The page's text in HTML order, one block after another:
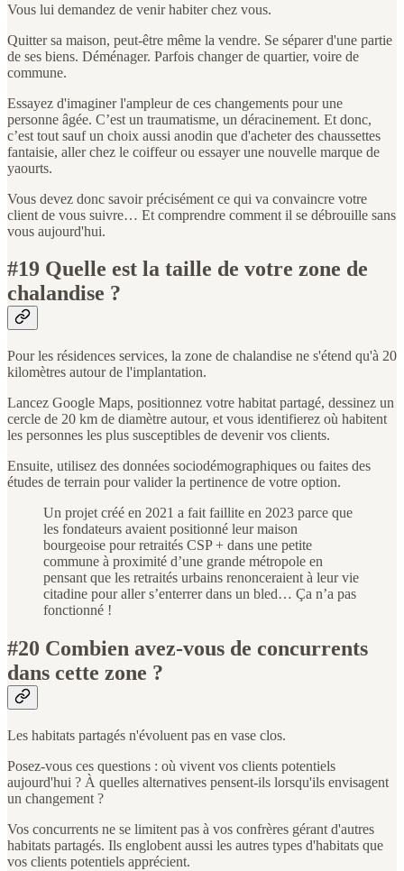
Vous lui demandez de venir habiter chez vous.
Quitter sa maison, peut-être même la vendre. Se séparer d'une partie
de ses biens. Déménager. Parfois changer de quartier, voire de
commune.
Essayez d'imaginer l'ampleur de ces changements pour une
personne âgée. C’est un traumatisme, un déracinement. Et donc,
c’est tout sauf un choix aussi anodin que d'acheter des chaussettes
fantaisie, aller chez le coiffeur ou essayer une nouvelle marque de
yaourts.
Vous devez donc savoir précisément ce qui va convaincre votre
client de vous suivre… Et comprendre comment il se débrouille sans
vous aujourd'hui.
#19 Quelle est la taille de votre zone de
chalandise ?
Pour les résidences services, la zone de chalandise ne s'étend qu'à 20
kilomètres autour de l'implantation.
Lancez Google Maps, positionnez votre habitat partagé, dessinez un
cercle de 20 km de diamètre autour, et vous identifierez où habitent
les personnes les plus susceptibles de devenir vos clients.
Ensuite, utilisez des données sociodémographiques ou faites des
études de terrain pour valider la pertinence de votre option.
Un projet créé en 2021 a fait faillite en 2023 parce que
les fondateurs avaient positionné leur maison
bourgeoise pour retraités CSP + dans une petite
commune à proximité d’une grande métropole en
pensant que les retraités urbains renonceraient à leur vie
citadine pour aller s’enterrer dans un bled… Ça n’a pas
fonctionné !
#20 Combien avez-vous de concurrents
dans cette zone ?
Les habitats partagés n'évoluent pas en vase clos.
Posez-vous ces questions : où vivent vos clients potentiels
aujourd'hui ? À quelles alternatives pensent-ils lorsqu'ils envisagent
un changement ?
Vos concurrents ne se limitent pas à vos confrères gérant d'autres
habitats partagés. Ils englobent aussi les autres types d'habitats que
vos clients potentiels apprécient.